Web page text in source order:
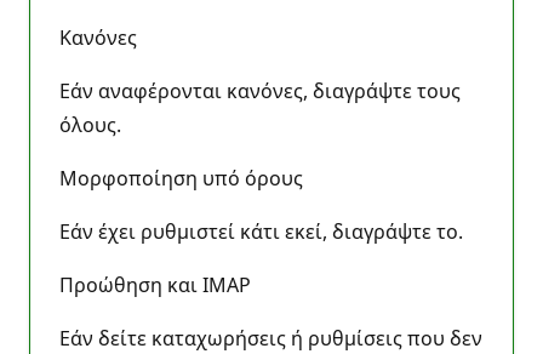
Κανόνες
Εάν αναφέρονται κανόνες, διαγράψτε τους
όλους.
Μορφοποίηση υπό όρους
Εάν έχει ρυθμιστεί κάτι εκεί, διαγράψτε το.
Προώθηση και IMAP
Εάν δείτε καταχωρήσεις ή ρυθμίσεις που δεν